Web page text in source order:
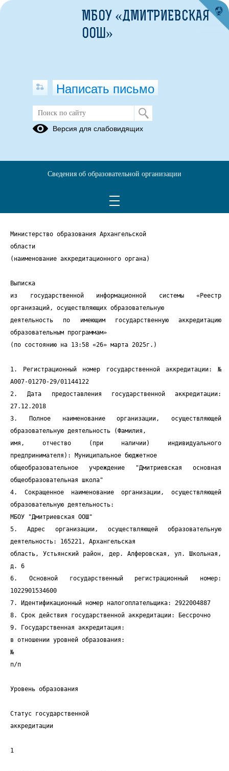
Опубликовано на сайте
Министерство образования Архангельской
области
(наименование аккредитационного органа)
Выписка
из государственной информационной системы «Реестр
организаций, осуществляющих образовательную
деятельность по имеющим государственную аккредитацию
образовательным программам»
(по состоянию на 13:58 «26» марта 2025г.)
1. Регистрационный номер государственной аккредитации: №
А007-01270-29/01144122
2. Дата предоставления государственной аккредитации:
27.12.2018
3. Полное наименование организации, осуществляющей
образовательную деятельность (Фамилия,
имя, отчество (при наличии) индивидуального
предпринимателя): Муниципальное бюджетное
общеобразовательное учреждение "Дмитриевская основная
общеобразовательная школа"
4. Сокращенное наименование организации, осуществляющей
образовательную деятельность:
МБОУ "Дмитриевская ООШ"
5. Адрес организации, осуществляющей образовательную
деятельность: 165221, Архангельская
область, Устьянский район, дер. Алферовская, ул. Школьная,
д. 6
6. Основной государственный регистрационный номер:
1022901534600
7. Идентификационный номер налогоплательщика: 2922004887
8. Срок действия государственной аккредитации: Бессрочно
9. Государственная аккредитация:
в отношении уровней образования:
№
п/п
Уровень образования
Статус государственной
аккредитации
1
МБОУ «ДМИТРИЕВСКАЯ
ООШ»
Написать письмо
Версия для слабовидящих
Сведения об образовательной организации